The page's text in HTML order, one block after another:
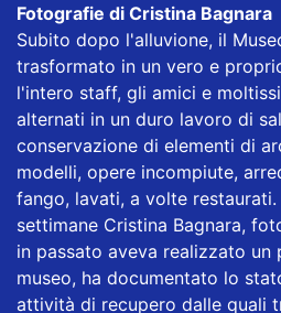
Fotografie di Cristina Bagnara
Subito dopo l'alluvione, il
trasformato in un vero e
l'intero staff, gli amici e
alternati in un duro lavoro di
conservazione di elementi di
modelli, opere incompiute,
fango, lavati, a volte
settimane Cristina Bagnara,
in passato aveva realizzato
museo, ha documentato lo
attività di recupero dalle quali